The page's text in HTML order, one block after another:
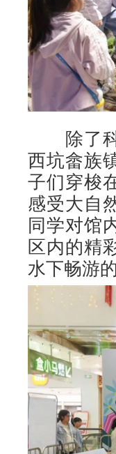
除了科
西坑畲族
子们穿梭
感受大自
同学对馆
区内的精
水下畅游